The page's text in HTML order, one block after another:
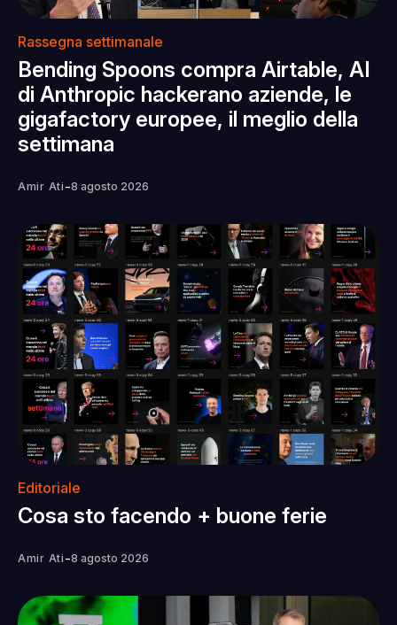
Rassegna settimanale
Bending Spoons compra Airtable, AI
di Anthropic hackerano aziende, le
gigafactory europee, il meglio della
settimana
Amir Ati -8 agosto 2026
Editoriale
Cosa sto facendo + buone ferie
Amir Ati -8 agosto 2026